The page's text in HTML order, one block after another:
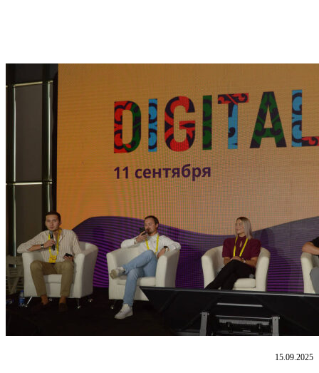
15.09.2025